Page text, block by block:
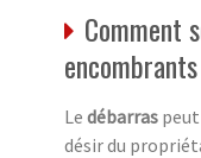
Comment
Le débarras
désir du